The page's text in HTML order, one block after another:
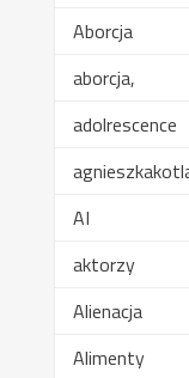
Aborcja
aborcja,
adolrescence
AI
aktorzy
Alienacja
Alimenty